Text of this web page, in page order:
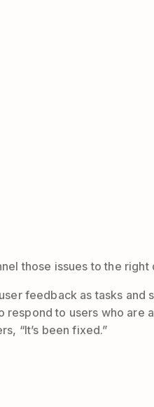
those issues to the
feedback as tasks and
to users who are
“It’s been fixed.”